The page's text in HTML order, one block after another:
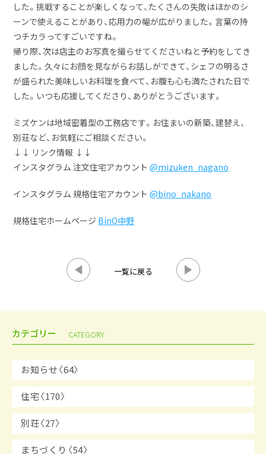
した。挑戦することが楽しくなって、たくさんの失敗はほかのシ
ーンで使えることがあり、応用力の幅が広がりました。言葉の持
つチカラってすごいですね。
帰り際、次は店主のお写真を撮らせてくださいねと予約をしてき
ました。久々にお顔を見ながらお話しができて、シェフの明るさ
が盛られた美味しいお料理を食べて、お腹も心も満たされた日で
した。いつも応援してくださり、ありがとうございます。
ミズケンは地域密着型の工務店です。お住まいの新築、建替え、
別荘など、お気軽にご相談ください。
↓↓ リンク情報 ↓↓
インスタグラム 注文住宅アカウント@mizuken_nagano
インスタグラム 規格住宅アカウント@bino_nakano
規格住宅ホームページ BinO中野
一覧に戻る
カテゴリー CATEGORY
お知らせ〈64〉
住宅〈170〉
別荘〈27〉
まちづくり〈54〉